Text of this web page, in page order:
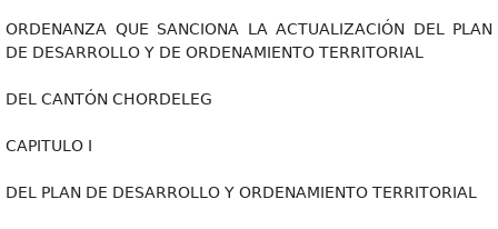
ORDENANZA QUE SANCIONA LA ACTUALIZACIÓN DEL PLAN
DE DESARROLLO Y DE ORDENAMIENTO TERRITORIAL
DEL CANTÓN CHORDELEG
CAPITULO I
DEL PLAN DE DESARROLLO Y ORDENAMIENTO TERRITORIAL